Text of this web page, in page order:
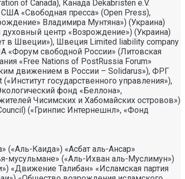
of Canada), Канада Dekabristen e.V.
«Свободная пресса» (Open Press),
Владимира Мунтяна») (Украина)
центр «Возрождение») (Украина)
в Швеции»), Швеция Limited liability company
«Форум свободной России» (Литовская
«Free Nations of PostRussia Forum»
движением в России – Solidarus»), ФРГ
государственного управления»),
фонд «Беллона»,
Чисимских и Хабомайских островов»)
(«Гринпис Интернешнл», «Фонд
Каида») «Асбат аль-Ансар»
мусульмане» («Аль-Ихван аль-Муслимун»)
«Движение Талибан» «Исламская партия